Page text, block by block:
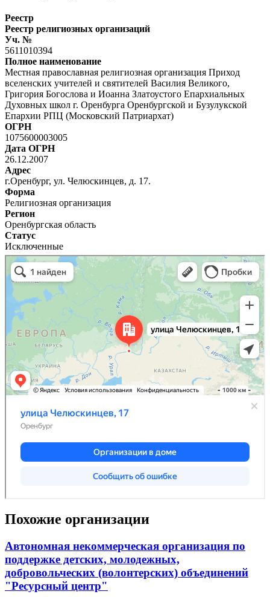
Реестр
Реестр религиозных организаций
Уч. №
5611010394
Полное наименование
Местная православная религиозная организация Приход
вселенских учителей и святителей Василия Великого,
Григория Богослова и Иоанна Златоустого Епархиальных
Духовных школ г. Оренбурга Оренбургской и Бузулукской
Епархии РПЦ (Московский Патриархат)
ОГРН
1075600003005
Дата ОГРН
26.12.2007
Адрес
г.Оренбург, ул. Челюскинцев, д. 17.
Форма
Религиозная организация
Регион
Оренбургская область
Статус
Исключенные
Похожие организации
Автономная некоммерческая организация по
поддержке детских, молодежных,
добровольческих (волонтерских) объединений
"Ресурсный центр"